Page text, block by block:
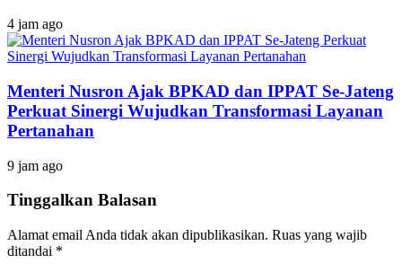
4 jam ago
Menteri Nusron Ajak BPKAD dan IPPAT Se-Jateng
Perkuat Sinergi Wujudkan Transformasi Layanan
Pertanahan
9 jam ago
Tinggalkan Balasan
Alamat email Anda tidak akan dipublikasikan. Ruas yang wajib
ditandai *